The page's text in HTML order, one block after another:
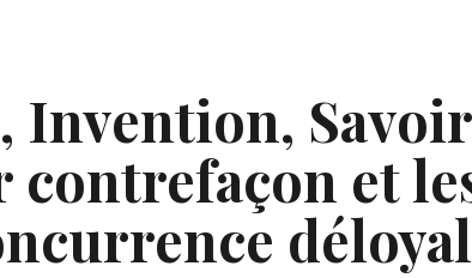
Invention,
contrefaçon et